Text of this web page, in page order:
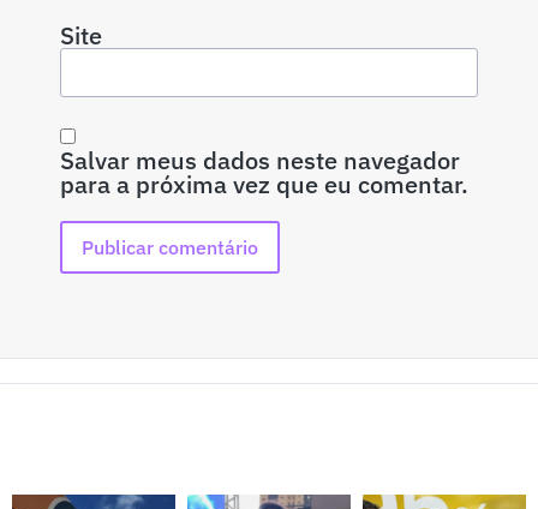
Site
Salvar meus dados neste navegador
para a próxima vez que eu comentar.